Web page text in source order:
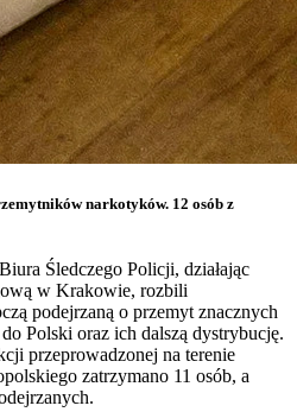
narkotyków. 12 osób z
Śledczego Policji, działając
w Krakowie, rozbili
podejrzaną o przemyt znacznych
Polski oraz ich dalszą dystrybucję.
przeprowadzonej na terenie
zatrzymano 11 osób, a